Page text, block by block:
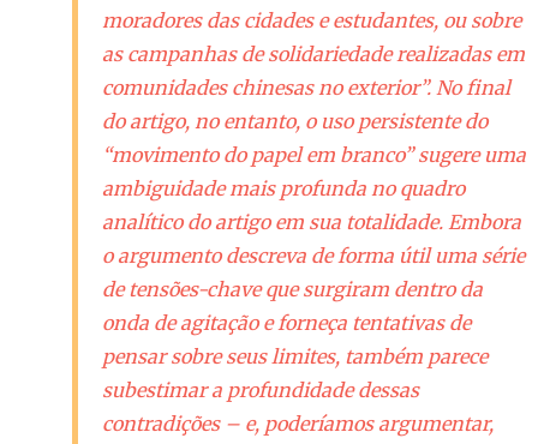
moradores das cidades e estudantes, ou sobre
as campanhas de solidariedade realizadas em
comunidades chinesas no exterior”. No final
do artigo, no entanto, o uso persistente do
“movimento do papel em branco” sugere uma
ambiguidade mais profunda no quadro
analítico do artigo em sua totalidade. Embora
o argumento descreva de forma útil uma série
de tensões-chave que surgiram dentro da
onda de agitação e forneça tentativas de
pensar sobre seus limites, também parece
subestimar a profundidade dessas
contradições – e, poderíamos argumentar,